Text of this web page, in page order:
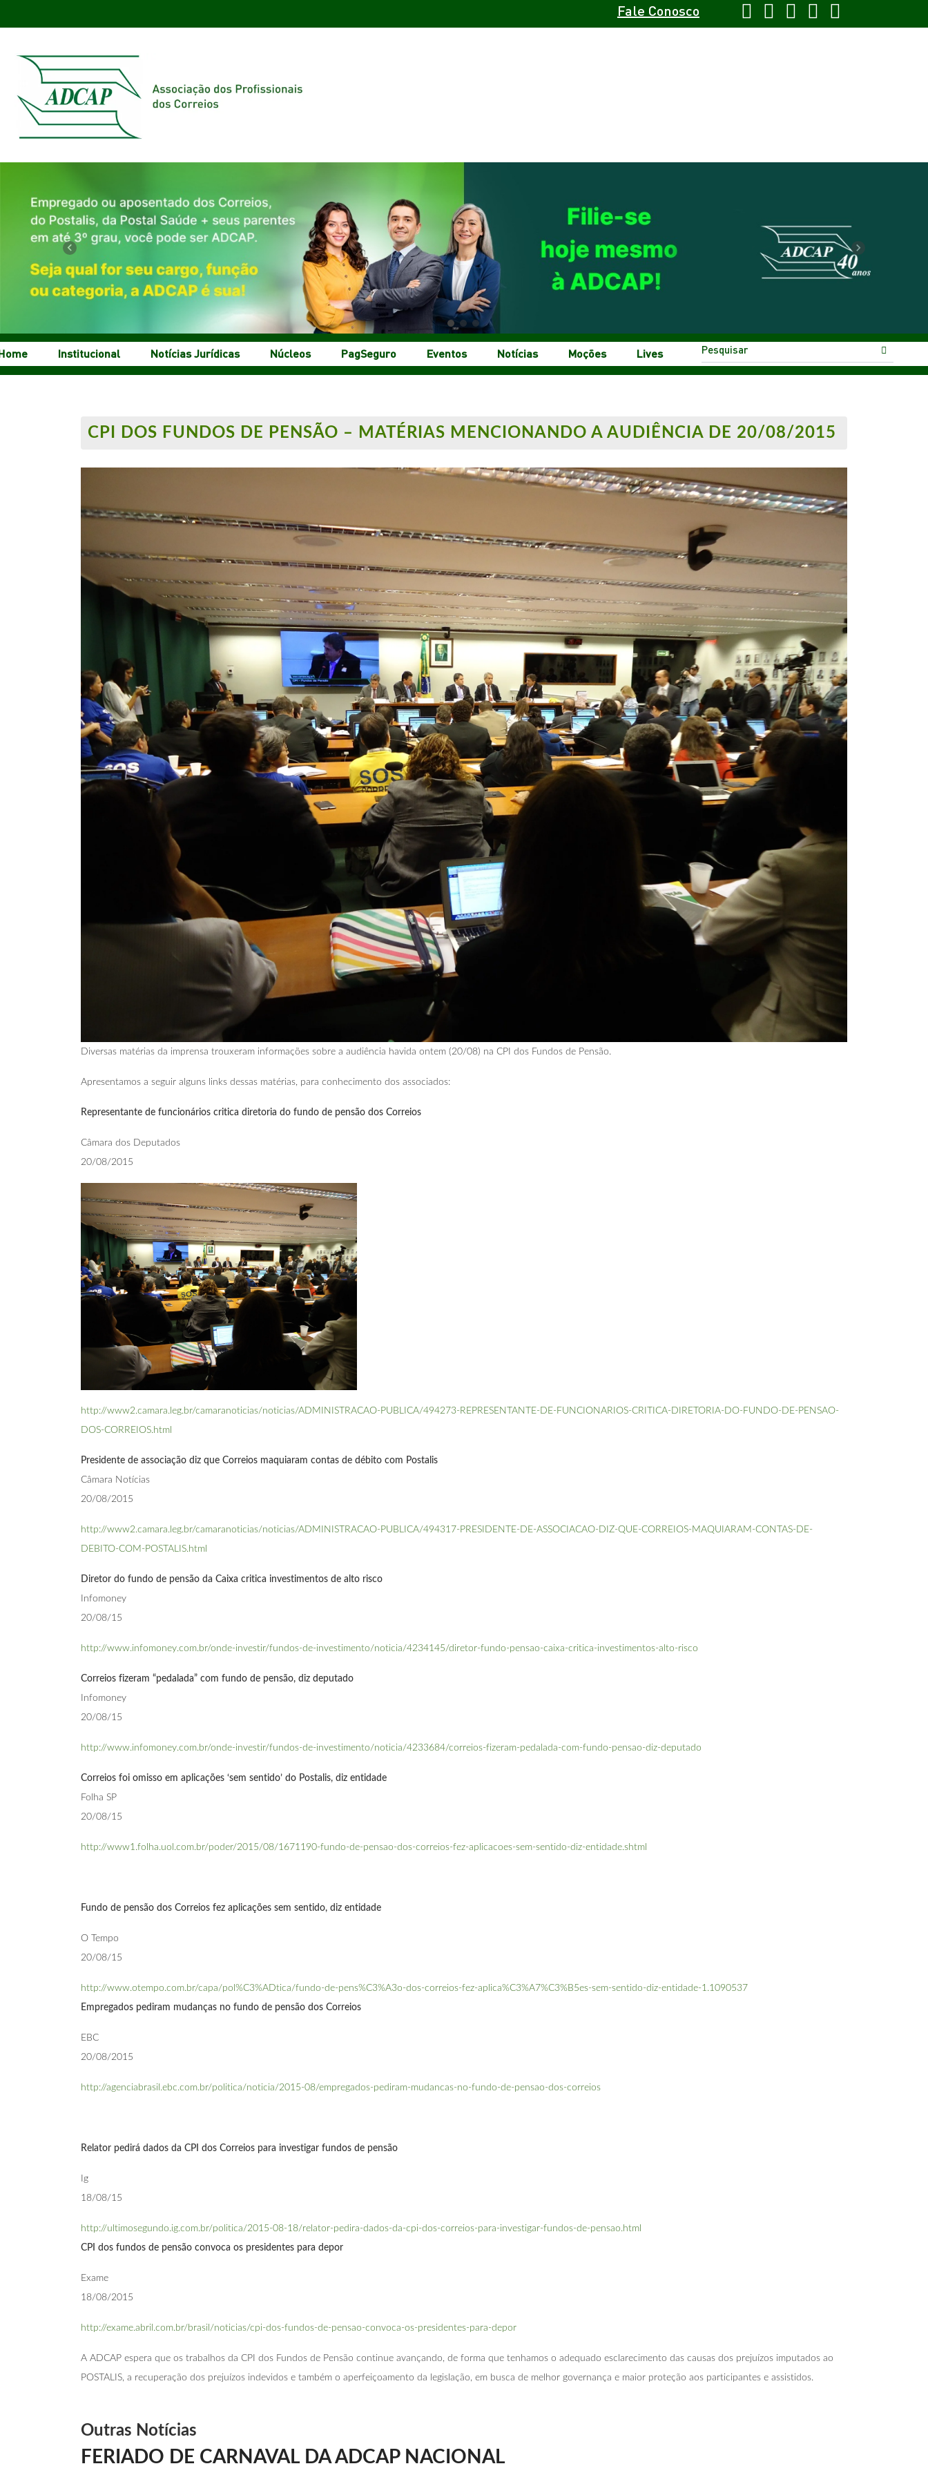
Fale Conosco
Previous Next
Institucional Notícias Jurídicas Núcleos PagSeguro Eventos Notícias Moções Lives
CPI DOS FUNDOS DE PENSÃO – MATÉRIAS MENCIONANDO A AUDIÊNCIA DE 20/08/2015
Diversas matérias da imprensa trouxeram informações sobre a audiência havida ontem (20/08) na CPI dos Fundos de Pensão.
Apresentamos a seguir alguns links dessas matérias, para conhecimento dos associados:
Representante de funcionários critica diretoria do fundo de pensão dos Correios
Câmara dos Deputados
20/08/2015
http://www2.camara.leg.br/camaranoticias/noticias/ADMINISTRACAO-PUBLICA/494273-REPRESENTANTE-DE-FUNCIONARIOS-CRITICA-DIRETORIA-DO-FUNDO-DE-PENSAO-
DOS-CORREIOS.html
Presidente de associação diz que Correios maquiaram contas de débito com Postalis
Câmara Notícias
20/08/2015
http://www2.camara.leg.br/camaranoticias/noticias/ADMINISTRACAO-PUBLICA/494317-PRESIDENTE-DE-ASSOCIACAO-DIZ-QUE-CORREIOS-MAQUIARAM-CONTAS-DE-
DEBITO-COM-POSTALIS.html
Diretor do fundo de pensão da Caixa critica investimentos de alto risco
Infomoney
20/08/15
http://www.infomoney.com.br/onde-investir/fundos-de-investimento/noticia/4234145/diretor-fundo-pensao-caixa-critica-investimentos-alto-risco
Correios fizeram “pedalada” com fundo de pensão, diz deputado
Infomoney
20/08/15
http://www.infomoney.com.br/onde-investir/fundos-de-investimento/noticia/4233684/correios-fizeram-pedalada-com-fundo-pensao-diz-deputado
Correios foi omisso em aplicações ‘sem sentido’ do Postalis, diz entidade
Folha SP
20/08/15
http://www1.folha.uol.com.br/poder/2015/08/1671190-fundo-de-pensao-dos-correios-fez-aplicacoes-sem-sentido-diz-entidade.shtml
Fundo de pensão dos Correios fez aplicações sem sentido, diz entidade
O Tempo
20/08/15
http://www.otempo.com.br/capa/pol%C3%ADtica/fundo-de-pens%C3%A3o-dos-correios-fez-aplica%C3%A7%C3%B5es-sem-sentido-diz-entidade-1.1090537
Empregados pediram mudanças no fundo de pensão dos Correios
EBC
20/08/2015
http://agenciabrasil.ebc.com.br/politica/noticia/2015-08/empregados-pediram-mudancas-no-fundo-de-pensao-dos-correios
Relator pedirá dados da CPI dos Correios para investigar fundos de pensão
Ig
18/08/15
http://ultimosegundo.ig.com.br/politica/2015-08-18/relator-pedira-dados-da-cpi-dos-correios-para-investigar-fundos-de-pensao.html
CPI dos fundos de pensão convoca os presidentes para depor
Exame
18/08/2015
http://exame.abril.com.br/brasil/noticias/cpi-dos-fundos-de-pensao-convoca-os-presidentes-para-depor
A ADCAP espera que os trabalhos da CPI dos Fundos de Pensão continue avançando, de forma que tenhamos o adequado esclarecimento das causas dos prejuízos imputados ao
POSTALIS, a recuperação dos prejuízos indevidos e também o aperfeiçoamento da legislação, em busca de melhor governança e maior proteção aos participantes e assistidos.
Outras Notícias
FERIADO DE CARNAVAL DA ADCAP NACIONAL